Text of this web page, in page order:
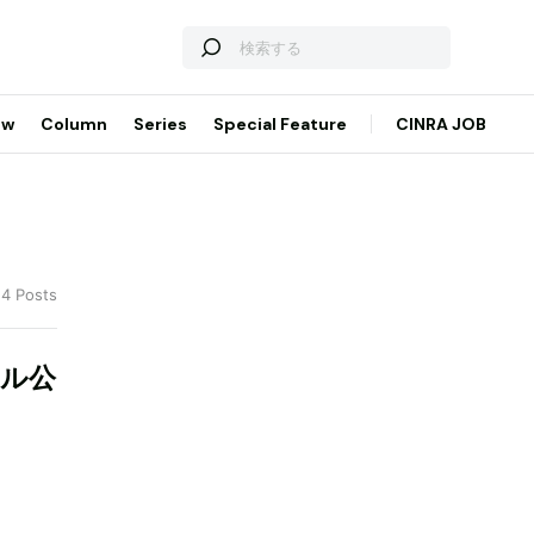
Column Series Special Feature CINRA JOB
Posts
公